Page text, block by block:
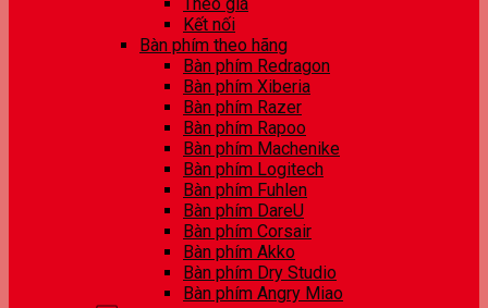
Kết nối
Bàn phím theo hãng
Bàn phím Redragon
Bàn phím Xiberia
Bàn phím Razer
Bàn phím Rapoo
Bàn phím Machenike
Bàn phím Logitech
Bàn phím Fuhlen
Bàn phím DareU
Bàn phím Corsair
Bàn phím Akko
Bàn phím Dry Studio
Bàn phím Angry Miao